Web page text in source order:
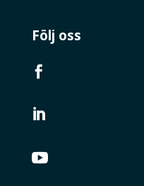
Följ oss


